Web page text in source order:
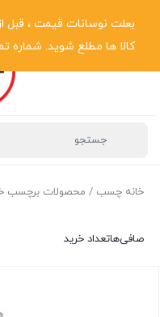
بعلت نوسانات قیمت ،
کالا ها مطلع شوید. شماره تماس
خانه چسب / محصولات برچسب
صافی‌هاتعداد خرید